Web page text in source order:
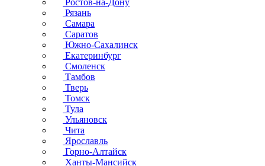
Ростов-на-Дону
Рязань
Самара
Саратов
Южно-Сахалинск
Екатеринбург
Смоленск
Тамбов
Тверь
Томск
Тула
Ульяновск
Чита
Ярославль
Горно-Алтайск
Ханты-Мансийск